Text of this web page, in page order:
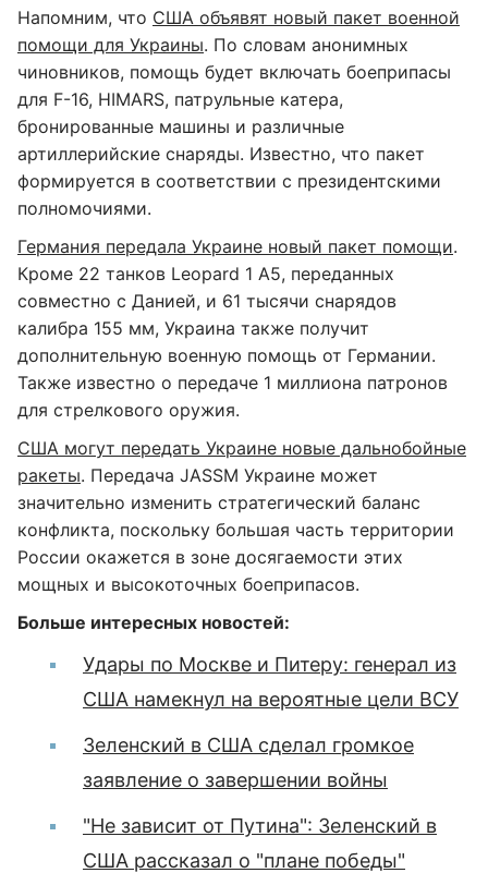
Напомним, что США объявят новый пакет военной
помощи для Украины. По словам анонимных
чиновников, помощь будет включать боеприпасы
для F-16, HIMARS, патрульные катера,
бронированные машины и различные
артиллерийские снаряды. Известно, что пакет
формируется в соответствии с президентскими
полномочиями.
Германия передала Украине новый пакет помощи.
Кроме 22 танков Leopard 1 A5, переданных
совместно с Данией, и 61 тысячи снарядов
калибра 155 мм, Украина также получит
дополнительную военную помощь от Германии.
Также известно о передаче 1 миллиона патронов
для стрелкового оружия.
США могут передать Украине новые дальнобойные
ракеты. Передача JASSM Украине может
значительно изменить стратегический баланс
конфликта, поскольку большая часть территории
России окажется в зоне досягаемости этих
мощных и высокоточных боеприпасов.
Больше интересных новостей:
Удары по Москве и Питеру: генерал из
США намекнул на вероятные цели ВСУ
Зеленский в США сделал громкое
заявление о завершении войны
"Не зависит от Путина": Зеленский в
США рассказал о "плане победы"